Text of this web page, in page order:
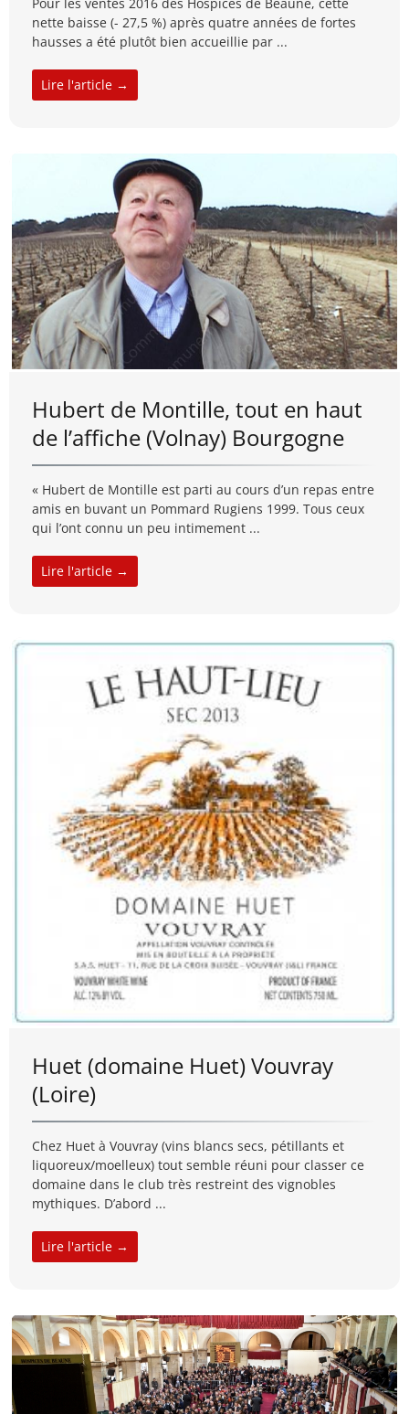
nette baisse (- 27,5 %) après quatre années de fortes
hausses a été plutôt bien accueillie par ...
Lire l'article →
Hubert de Montille, tout en haut
de l’affiche (Volnay) Bourgogne
« Hubert de Montille est parti au cours d’un repas entre
amis en buvant un Pommard Rugiens 1999. Tous ceux
qui l’ont connu un peu intimement ...
Lire l'article →
Huet (domaine Huet) Vouvray
(Loire)
Chez Huet à Vouvray (vins blancs secs, pétillants et
liquoreux/moelleux) tout semble réuni pour classer ce
domaine dans le club très restreint des vignobles
mythiques. D’abord ...
Lire l'article →